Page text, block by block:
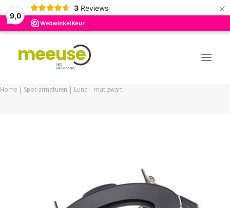
9,0
3 Reviews ×
Home Spot armaturen Luna – mat zwart